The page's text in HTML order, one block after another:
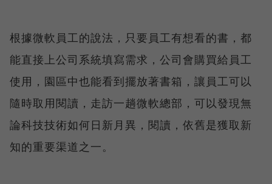
根據微軟員工的說法，只要員工有想看的書，都
能直接上公司系統填寫需求，公司會購買給員工
使用，園區中也能看到擺放著書箱，讓員工可以
隨時取用閱讀，走訪一趟微軟總部，可以發現無
論科技技術如何日新月異，閱讀，依舊是獲取新
知的重要渠道之一。